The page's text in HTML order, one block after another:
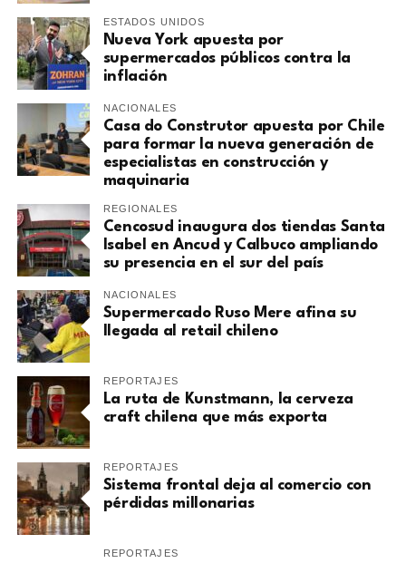
ESTADOS UNIDOS
Nueva York apuesta por
supermercados públicos contra la
inflación
NACIONALES
Casa do Construtor apuesta por Chile
para formar la nueva generación de
especialistas en construcción y
maquinaria
REGIONALES
Cencosud inaugura dos tiendas Santa
Isabel en Ancud y Calbuco ampliando
su presencia en el sur del país
NACIONALES
Supermercado Ruso Mere afina su
llegada al retail chileno
REPORTAJES
La ruta de Kunstmann, la cerveza
craft chilena que más exporta
REPORTAJES
Sistema frontal deja al comercio con
pérdidas millonarias
REPORTAJES